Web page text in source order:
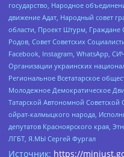
государство, Народное
движение Адат, Народный совет
области, Проект Штурм, Граждане
Родов, Совет Советских
Facebook, Instagram, WhatsApp,
Организации украинских
Региональное Всетатарское
Молодежное Демократическое
Татарской Автономной Советской
ойрат-калмыцкого народа,
депутатов Красноярского края,
ЛГБТ, Я.МЫ Сергей Фургал
Источник: https://